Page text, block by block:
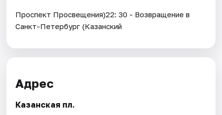
Проспект Просвещения)22: 30 - Возвращение в
Санкт-Петербург (Казанский
Адрес
Казанская пл.